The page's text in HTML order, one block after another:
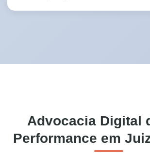
Advocacia Digital
Performance em